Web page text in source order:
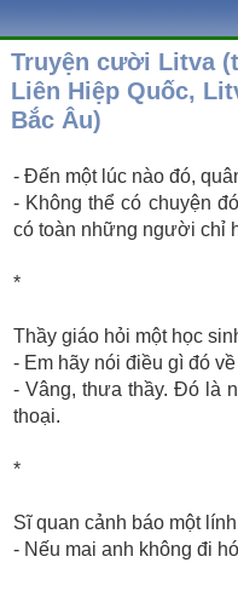
Truyện cười Litva
Liên Hiệp Quốc,
Bắc Âu)
- Đến một lúc nào đó,
- Không thể có chuyện
có toàn những người chỉ
*
Thầy giáo hỏi một học
- Em hãy nói điều gì đó
- Vâng, thưa thầy. Đó là
thoại.
*
Sĩ quan cảnh báo một
- Nếu mai anh không đi